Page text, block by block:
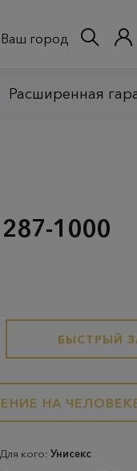
Ваш город
Расширенная
1000
БЫСТРЫЙ
НА
Для кого: Унисекс